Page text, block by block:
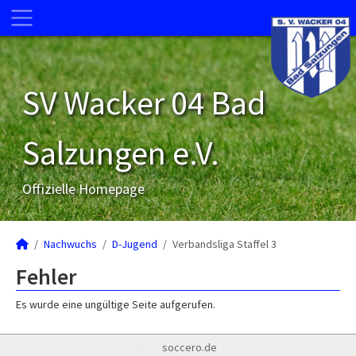
SV Wacker 04 Bad
Salzungen e.V.
Offizielle Homepage
Nachwuchs D-Jugend Verbandsliga Staffel 3
Fehler
Es wurde eine ungültige Seite aufgerufen.
soccero.de